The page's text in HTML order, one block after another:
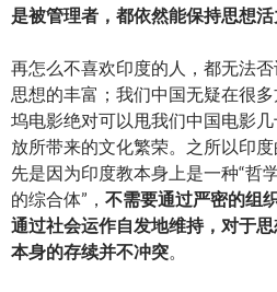
是被管理者，都依然能保持思想
再怎么不喜欢印度的人，都无法
思想的丰富；我们中国无疑在很
坞电影绝对可以甩我们中国电影
放所带来的文化繁荣。之所以印
先是因为印度教本身上是一种“哲
的综合体”， 不需要通过严密的组
通过社会运作自发地维持，对于
本身的存续并不冲突。